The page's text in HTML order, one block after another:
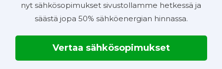
nyt sähkösopimukset sivustollamme hetkessä ja
säästä jopa 50% sähköenergian hinnassa.
Vertaa sähkösopimukset